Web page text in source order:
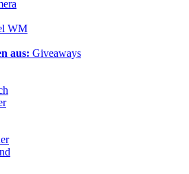
WM
aus: Giveaways